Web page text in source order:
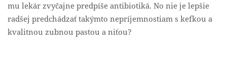
mu lekár zvyčajne predpíše antibiotiká. No nie je lepšie
radšej predchádzať takýmto nepríjemnostiam s kefkou a
kvalitnou zubnou pastou a niťou?